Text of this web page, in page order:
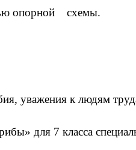
опорной схемы.
уважения к людям
для 7 класса